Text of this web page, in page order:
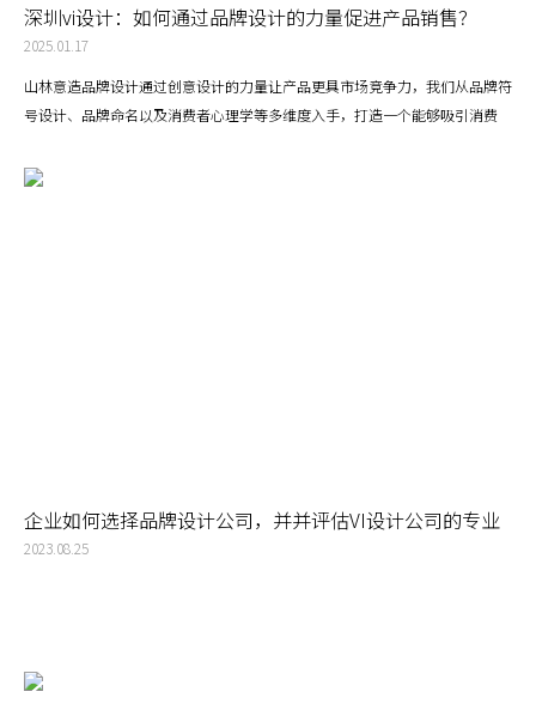
深圳vi设计：如何通过品牌设计的力量促进产品销售？
2025.01.17
山林意造品牌设计通过创意设计的力量让产品更具市场竞争力，我们从品牌符
号设计、品牌命名以及消费者心理学等多维度入手，打造一个能够吸引消费
工作，而是产品市场化的重要工具。公司vi设计通过精准的品牌符号设计、直
企业如何选择品牌设计公司，并并评估VI设计公司的专业
度和经验是否丰富？
2023.08.25